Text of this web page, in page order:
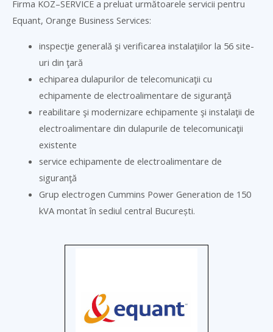
Firma KOZ–SERVICE a preluat următoarele servicii pentru
Equant, Orange Business Services:
inspecţie generală şi verificarea instalaţiilor la 56 site-
uri din ţară
echiparea dulapurilor de telecomunicaţii cu
echipamente de electroalimentare de siguranţă
reabilitare şi modernizare echipamente şi instalaţii de
electroalimentare din dulapurile de telecomunicaţii
existente
service echipamente de electroalimentare de
siguranţă
Grup electrogen Cummins Power Generation de 150
kVA montat în sediul central București.